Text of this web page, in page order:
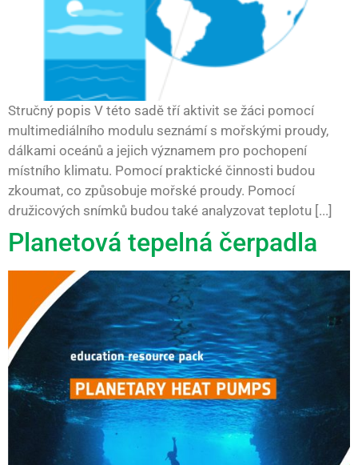
Stručný popis V této sadě tří aktivit se žáci pomocí
multimediálního modulu seznámí s mořskými proudy,
dálkami oceánů a jejich významem pro pochopení
místního klimatu. Pomocí praktické činnosti budou
zkoumat, co způsobuje mořské proudy. Pomocí
družicových snímků budou také analyzovat teplotu [...]
Planetová tepelná čerpadla